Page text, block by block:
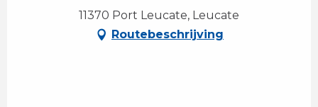
11370 Port Leucate, Leucate
Routebeschrijving